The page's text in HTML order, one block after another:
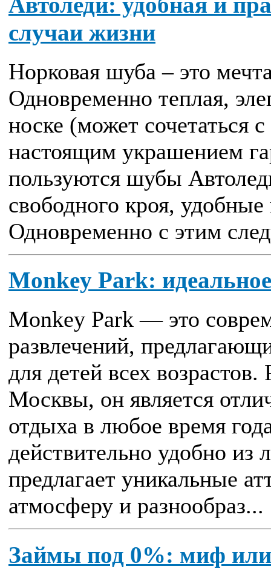
случаи жизни
Норковая шуба – это
Одновременно теплая,
носке (может сочетаться
настоящим украшением
пользуются шубы
свободного кроя,
Одновременно с этим
Monkey Park:
Monkey Park — это
развлечений,
для детей всех
Москвы, он является
отдыха в любое время
действительно удобно
предлагает уникальные
атмосферу и разнообраз...
Займы под 0%: миф или